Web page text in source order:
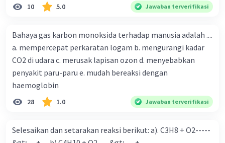
10 5.0 Jawaban terverifikasi
Bahaya gas karbon monoksida terhadap manusia adalah ....
a. mempercepat perkaratan logam b. mengurangi kadar
CO2 di udara c. merusak lapisan ozon d. menyebabkan
penyakit paru-paru e. mudah bereaksi dengan
haemoglobin
28 1.0 Jawaban terverifikasi
Selesaikan dan setarakan reaksi berikut: a). C3H8 + O2-----